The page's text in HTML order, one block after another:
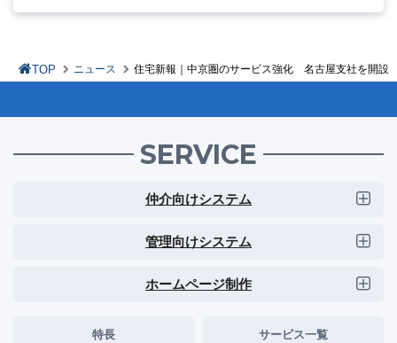
TOP ニュース 住宅新報｜中京圏のサービス強化 名古屋支社を開設
SERVICE
仲介向けシステム
管理向けシステム
ホームページ制作
特長 サービス一覧